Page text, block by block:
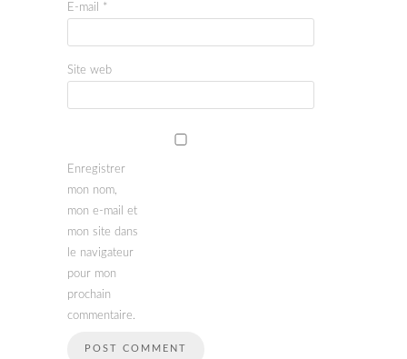
E-mail *
Site web
Enregistrer
mon nom,
mon e-mail et
mon site dans
le navigateur
pour mon
prochain
commentaire.